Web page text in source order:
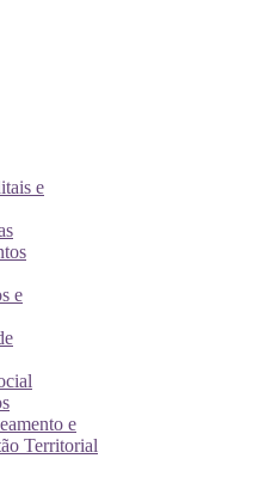
e
e
e
Territorial